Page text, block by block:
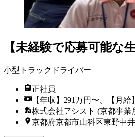
【未経験で応募可能な
小型トラックドライバー
正社員
【年収】291万円〜、【月給
株式会社アシスト (京都事業
京都府京都市山科区東野中